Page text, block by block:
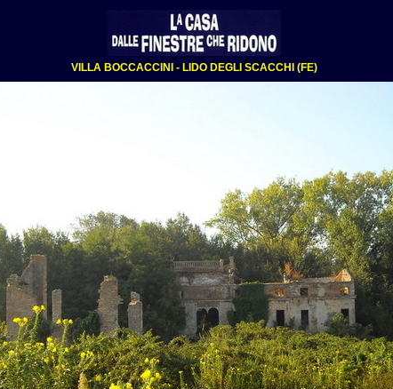
VILLA BOCCACCINI - LIDO DEGLI SCACCHI (FE)